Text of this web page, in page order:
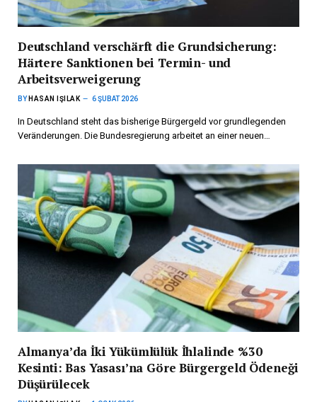
Deutschland verschärft die Grundsicherung:
Härtere Sanktionen bei Termin- und
Arbeitsverweigerung
BY HASAN IŞILAK 6 ŞUBAT 2026
In Deutschland steht das bisherige Bürgergeld vor grundlegenden
Veränderungen. Die Bundesregierung arbeitet an einer neuen…
Almanya’da İki Yükümlülük İhlalinde %30
Kesinti: Bas Yasası’na Göre Bürgergeld Ödeneği
Düşürülecek